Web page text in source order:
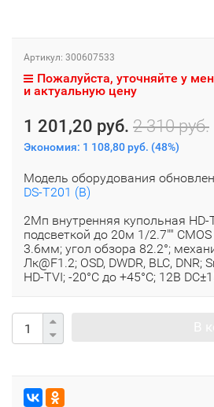
Артикул: 300607533
Пожалуйста, уточняйте у
и актуальную цену
1 201,20 руб. 2 310 руб.
Экономия: 1 108,80 руб. (48%)
Модель оборудования
DS-T201 (B)
2Мп внутренняя купольная
подсветкой до 20м 1/2.7""
3.6мм; угол обзора 82.2°;
Лк@F1.2; OSD, DWDR, BLC,
HD-TVI; -20°С до +45°С; 12В